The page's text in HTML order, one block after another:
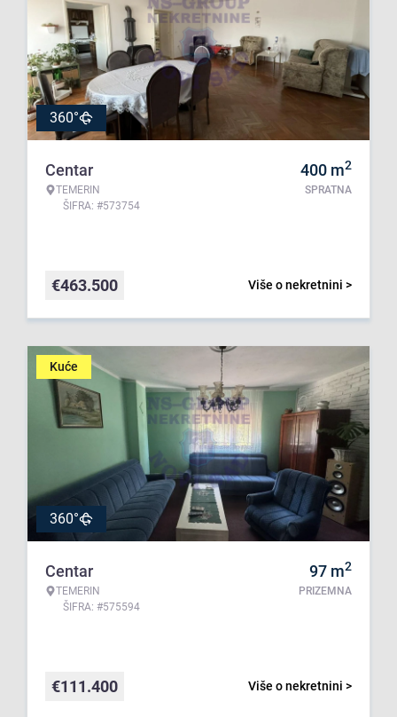
360°
Centar
TEMERIN
ŠIFRA: #573754
400 m2
SPRATNA
Više o nekretnini >
€463.500
Kuće
360°
Centar
TEMERIN
ŠIFRA: #575594
97 m2
PRIZEMNA
Više o nekretnini >
€111.400